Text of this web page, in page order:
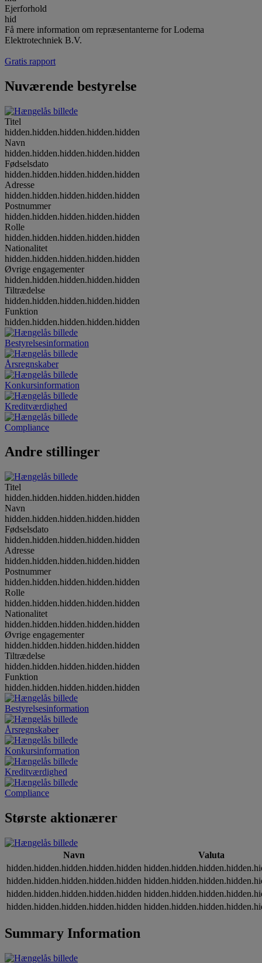
Ejerforhold
hid
Få mere information om repræsentanterne for Lodema
Elektrotechniek B.V.
Gratis rapport
Nuværende bestyrelse
Titel
hidden.hidden.hidden.hidden.hidden
Navn
hidden.hidden.hidden.hidden.hidden
Fødselsdato
hidden.hidden.hidden.hidden.hidden
Adresse
hidden.hidden.hidden.hidden.hidden
Postnummer
hidden.hidden.hidden.hidden.hidden
Rolle
hidden.hidden.hidden.hidden.hidden
Nationalitet
hidden.hidden.hidden.hidden.hidden
Øvrige engagementer
hidden.hidden.hidden.hidden.hidden
Tiltrædelse
hidden.hidden.hidden.hidden.hidden
Funktion
hidden.hidden.hidden.hidden.hidden
Bestyrelsesinformation
Årsregnskaber
Konkursinformation
Kreditværdighed
Compliance
Andre stillinger
Titel
hidden.hidden.hidden.hidden.hidden
Navn
hidden.hidden.hidden.hidden.hidden
Fødselsdato
hidden.hidden.hidden.hidden.hidden
Adresse
hidden.hidden.hidden.hidden.hidden
Postnummer
hidden.hidden.hidden.hidden.hidden
Rolle
hidden.hidden.hidden.hidden.hidden
Nationalitet
hidden.hidden.hidden.hidden.hidden
Øvrige engagementer
hidden.hidden.hidden.hidden.hidden
Tiltrædelse
hidden.hidden.hidden.hidden.hidden
Funktion
hidden.hidden.hidden.hidden.hidden
Bestyrelsesinformation
Årsregnskaber
Konkursinformation
Kreditværdighed
Compliance
Største aktionærer
Navn
Valuta
hidden.hidden.hidden.hidden.hidden
hidden.hidden.hidden.hidden.hidden
hidden.hidden.hidden.hidden.hidden
hidden.hidden.hidden.hidden.hidden
Summary Information